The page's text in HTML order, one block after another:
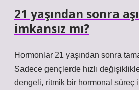
21 yaşından sonra
imkansız mı?
Hormonlar 21 yaşından sonra
Sadece gençlerde hızlı
dengeli, ritmik bir hormonal süreç